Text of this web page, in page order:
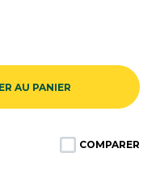
AU PANIER
COMPARER